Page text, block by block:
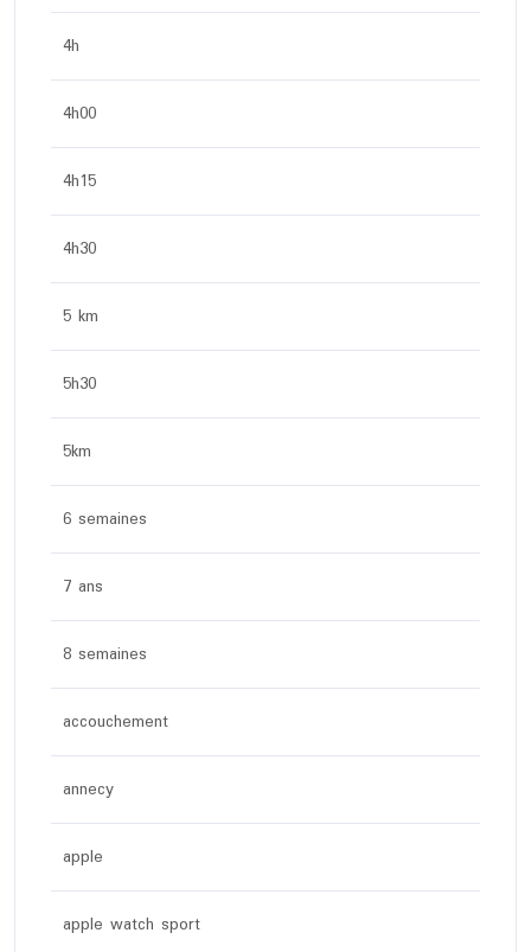
4h
4h00
4h15
4h30
5 km
5h30
5km
6 semaines
7 ans
8 semaines
accouchement
annecy
apple
apple watch sport